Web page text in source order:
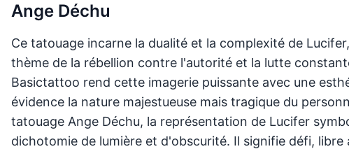
Ange Déchu
Ce tatouage incarne la dualité et la complexité de
thème de la rébellion contre l'autorité et la lutte
Basictattoo rend cette imagerie puissante avec une
évidence la nature majestueuse mais tragique du
tatouage Ange Déchu, la représentation de Lucifer
dichotomie de lumière et d'obscurité. Il signifie défi,